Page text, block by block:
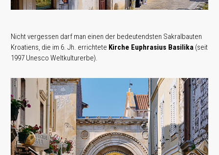
Nicht vergessen darf man einen der bedeutendsten Sakralbauten
Kroatiens, die im 6. Jh. errichtete Kirche Euphrasius Basilika (seit
1997 Unesco Weltkulturerbe).